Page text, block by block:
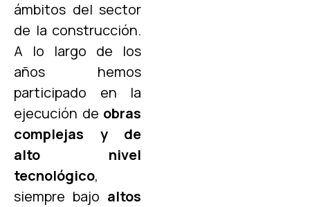
ámbitos del sector
de la construcción.
A lo largo de los
años hemos
participado en la
ejecución de obras
complejas y de
alto nivel
tecnológico,
siempre bajo altos